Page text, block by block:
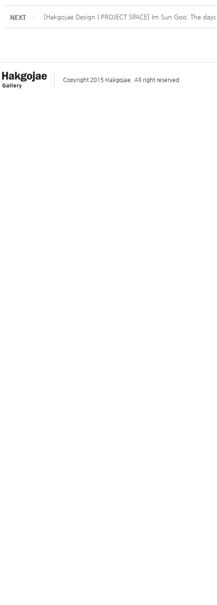
[Hakgojae Design | PROJECT SPACE] Im Sun Goo: The
Copyright 2015 Hakgojae. All right reserved